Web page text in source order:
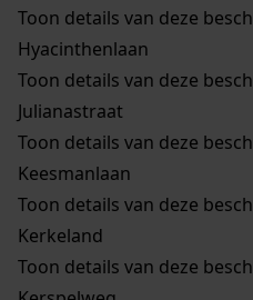
Toon details van deze
Hyacinthenlaan
Toon details van deze
Julianastraat
Toon details van deze
Keesmanlaan
Toon details van deze
Kerkeland
Toon details van deze